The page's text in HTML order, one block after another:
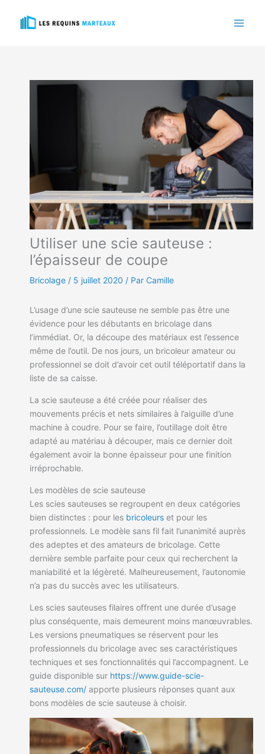
Utiliser une scie sauteuse :
l’épaisseur de coupe
Bricolage / 5 juillet 2020 / Par Camille
L’usage d’une scie sauteuse ne semble pas être une
évidence pour les débutants en bricolage dans
l’immédiat. Or, la découpe des matériaux est l’essence
même de l’outil. De nos jours, un bricoleur amateur ou
professionnel se doit d’avoir cet outil téléportatif dans la
liste de sa caisse.
La scie sauteuse a été créée pour réaliser des
mouvements précis et nets similaires à l’aiguille d’une
machine à coudre. Pour se faire, l’outillage doit être
adapté au matériau à découper, mais ce dernier doit
également avoir la bonne épaisseur pour une finition
irréprochable.
Les modèles de scie sauteuse
Les scies sauteuses se regroupent en deux catégories
bien distinctes : pour les bricoleurs et pour les
professionnels. Le modèle sans fil fait l’unanimité auprès
des adeptes et des amateurs de bricolage. Cette
dernière semble parfaite pour ceux qui recherchent la
maniabilité et la légèreté. Malheureusement, l’autonomie
n’a pas du succès avec les utilisateurs.
Les scies sauteuses filaires offrent une durée d’usage
plus conséquente, mais demeurent moins manœuvrables.
Les versions pneumatiques se réservent pour les
professionnels du bricolage avec ses caractéristiques
techniques et ses fonctionnalités qui l’accompagnent. Le
guide disponible sur https://www.guide-scie-
sauteuse.com/ apporte plusieurs réponses quant aux
bons modèles de scie sauteuse à choisir.